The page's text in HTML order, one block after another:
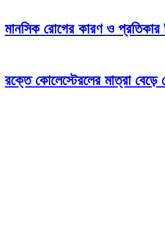
মানসিক রোগের কারণ ও প্রতিকার
রক্তে কোলেস্টেরলের মাত্রা বেড়ে